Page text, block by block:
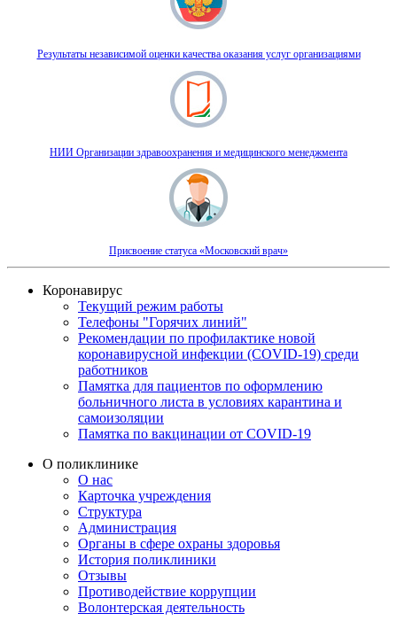
Результаты независимой оценки качества оказания услуг организациями
НИИ Организации здравоохранения и медицинского менеджмента
Присвоение статуса «Московский врач»
Коронавирус
Текущий режим работы
Телефоны "Горячих линий"
Рекомендации по профилактике новой
коронавирусной инфекции (COVID-19) среди
работников
Памятка для пациентов по оформлению
больничного листа в условиях карантина и
самоизоляции
Памятка по вакцинации от COVID-19
О поликлинике
О нас
Карточка учреждения
Структура
Администрация
Органы в сфере охраны здоровья
История поликлиники
Отзывы
Противодействие коррупции
Волонтерская деятельность